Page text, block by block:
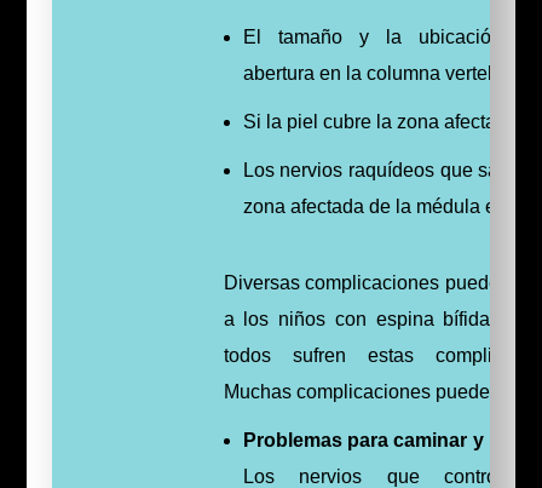
El tamaño y la ubicación
abertura en la columna vertebral
Si la piel cubre la zona afectada
Los nervios raquídeos que salen
zona afectada de la médula
Diversas complicaciones pueden
a los niños con espina bífida,
todos sufren estas
Muchas complicaciones pueden
Problemas para caminar y
Los nervios que controlan